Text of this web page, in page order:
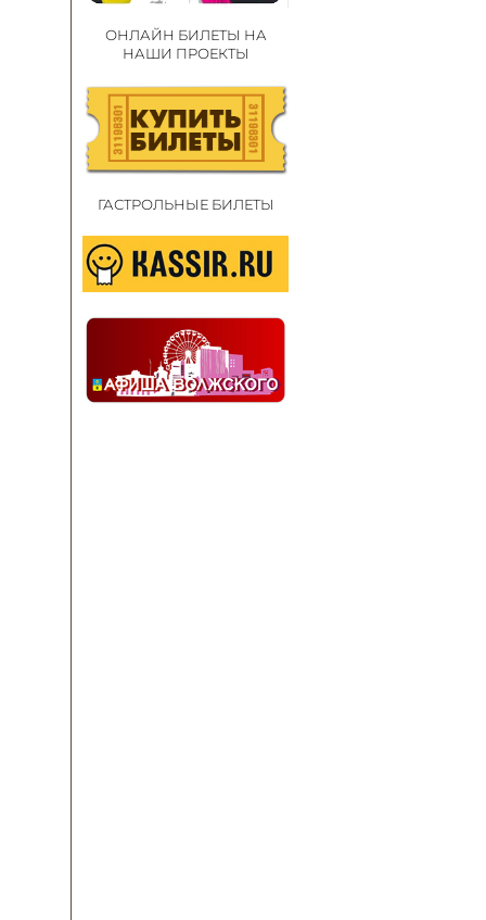
ОНЛАЙН БИЛЕТЫ НА
НАШИ ПРОЕКТЫ
ГАСТРОЛЬНЫЕ БИЛЕТЫ